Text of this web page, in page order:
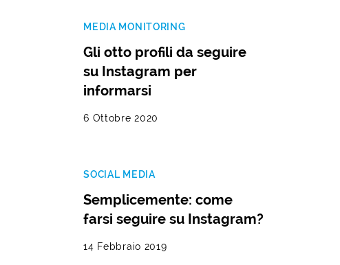
MEDIA MONITORING
Gli otto profili da seguire
su Instagram per
informarsi
6 Ottobre 2020
SOCIAL MEDIA
Semplicemente: come
farsi seguire su Instagram?
14 Febbraio 2019